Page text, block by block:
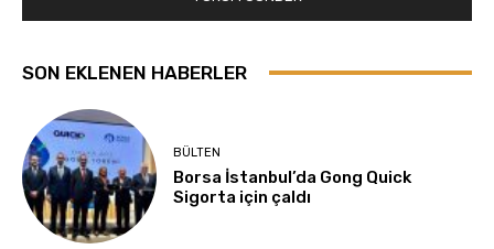
SON EKLENEN HABERLER
BÜLTEN
Borsa İstanbul’da Gong Quick
Sigorta için çaldı